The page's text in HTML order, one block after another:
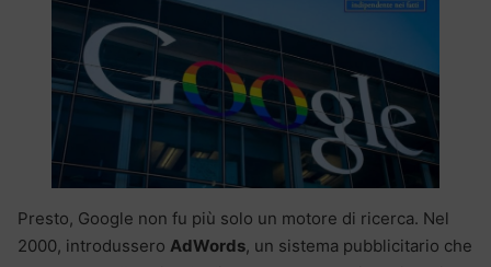
Presto, Google non fu più solo un motore di ricerca. Nel
2000, introdussero AdWords, un sistema pubblicitario che